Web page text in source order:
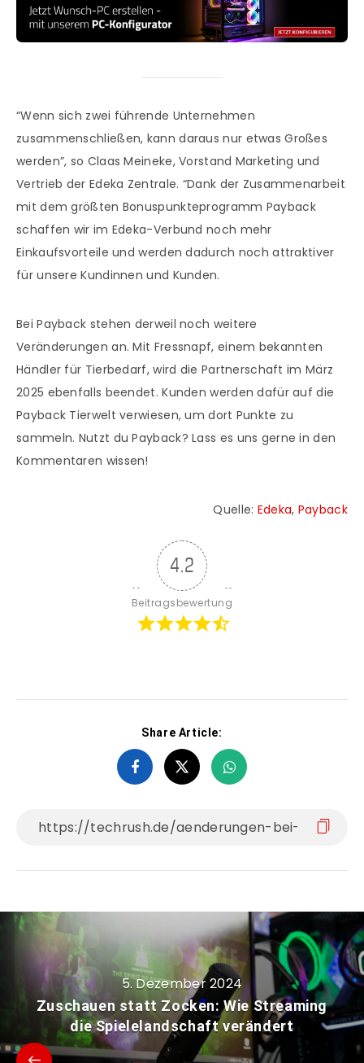
“Wenn sich zwei führende Unternehmen
zusammenschließen, kann daraus nur etwas Großes
werden”, so Claas Meineke, Vorstand Marketing und
Vertrieb der Edeka Zentrale. “Dank der Zusammenarbeit
mit dem größten Bonuspunkteprogramm Payback
schaffen wir im Edeka-Verbund noch mehr
Einkaufsvorteile und werden dadurch noch attraktiver
für unsere Kundinnen und Kunden.
Bei Payback stehen derweil noch weitere
Veränderungen an. Mit Fressnapf, einem bekannten
Händler für Tierbedarf, wird die Partnerschaft im März
2025 ebenfalls beendet. Kunden werden dafür auf die
Payback Tierwelt verwiesen, um dort Punkte zu
sammeln. Nutzt du Payback? Lass es uns gerne in den
Kommentaren wissen!
Quelle: Edeka, Payback
4.2
Beitragsbewertung
Share Article:
5. Dezember 2024
Zuschauen statt Zocken: Wie Streaming
die Spielelandschaft verändert